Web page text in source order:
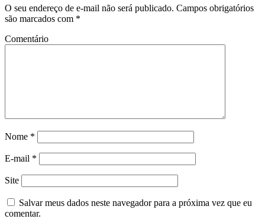
O seu endereço de e-mail não será publicado. Campos obrigatórios
são marcados com *
Comentário
Nome *
E-mail *
Site
Salvar meus dados neste navegador para a próxima vez que eu
comentar.